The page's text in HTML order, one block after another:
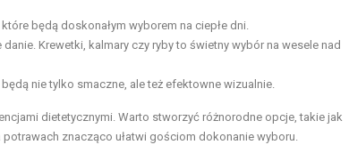
będą doskonałym wyborem na ciepłe dni.
Krewetki, kalmary czy ryby to świetny wybór na wesele nad
nie tylko smaczne, ale też efektowne wizualnie.
dietetycznymi. Warto stworzyć różnorodne opcje, takie jak
znacząco ułatwi gościom dokonanie wyboru.